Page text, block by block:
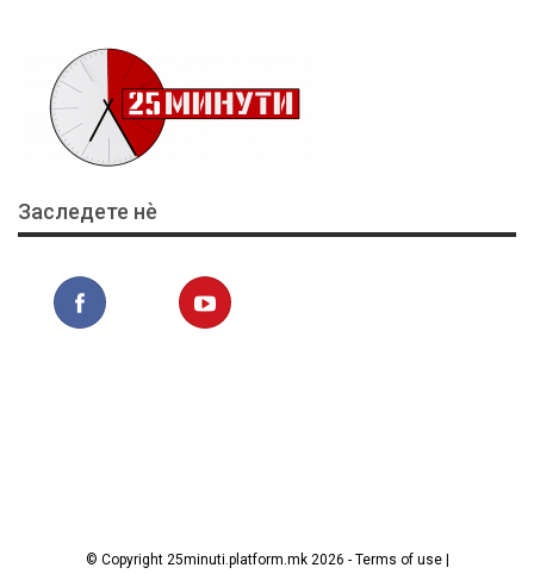
Заследете нѐ
© Copyright 25minuti.platform.mk 2026 - Terms of use |